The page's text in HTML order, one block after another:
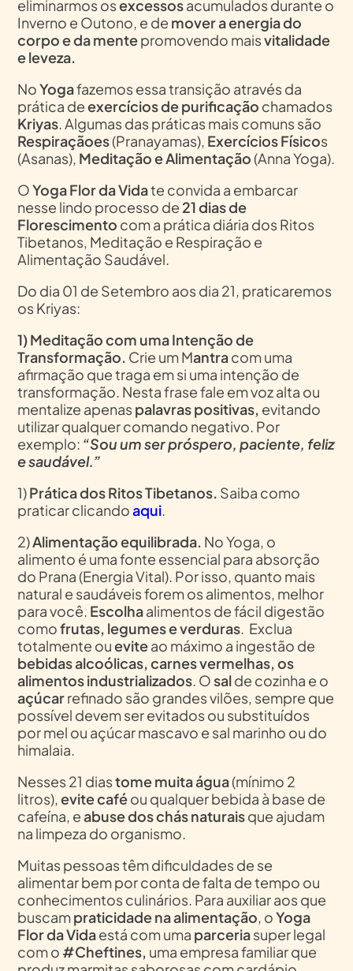
eliminarmos osexcessosacumulados durante o
Inverno e Outono, e de mover a energia do
corpo e da mentepromovendo maisvitalidade
e leveza.
NoYogafazemos essa transição através da
prática deexercícios de purificação chamados
Kriyas. Algumas das práticas mais comuns são
Respiraçãoes(Pranayamas), Exercícios Físicos
(Asanas), Meditação e Alimentação (Anna Yoga).
OYoga Flor da Vidate convida a embarcar
nesse lindo processo de 21 dias de
Florescimento com a prática diária dos Ritos
Tibetanos, Meditação e Respiração e
Alimentação Saudável.
Do dia 01 de Setembro aos dia 21, praticaremos
os Kriyas:
1) Meditação com uma Intenção de
Transformação. Crie um Mantracom uma
afirmação que traga em si uma intenção de
transformação. Nesta frase fale em voz alta ou
mentalize apenaspalavras positivas, evitando
utilizar qualquer comando negativo. Por
exemplo: “Sou um ser próspero, paciente, feliz
e saudável.”
1)Prática dos Ritos Tibetanos. Saiba como
praticar clicandoaqui.
2)Alimentação equilibrada. No Yoga, o
alimento é uma fonte essencial para absorção
do Prana (Energia Vital). Por isso, quanto mais
natural e saudáveis forem os alimentos, melhor
para você. Escolhaalimentos de fácil digestão
comofrutas, legumes e verduras. Exclua
totalmente oueviteao máximo a ingestão de
bebidas alcoólicas, carnes vermelhas, os
alimentos industrializados. Osalde cozinha e o
açúcarrefinado são grandes vilões, sempre que
possível devem ser evitados ou substituídos
por mel ou açúcar mascavo e sal marinho ou do
himalaia.
Nesses 21 diastome muita água(mínimo 2
litros),evite caféou qualquer bebida à base de
cafeína, eabuse dos chás naturaisque ajudam
na limpeza do organismo.
Muitas pessoas têm dificuldades de se
alimentar bem por conta de falta de tempo ou
conhecimentos culinários. Para auxiliar aos que
buscampraticidade na alimentação, oYoga
Flor da Vidaestá com uma parceriasuper legal
com o #Cheftines, uma empresa familiar que